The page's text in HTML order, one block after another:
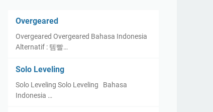
Overgeared
Overgeared Overgeared Bahasa Indonesia
Alternatif : 템빨…
Solo Leveling
Solo Leveling Solo Leveling Bahasa
Indonesia …